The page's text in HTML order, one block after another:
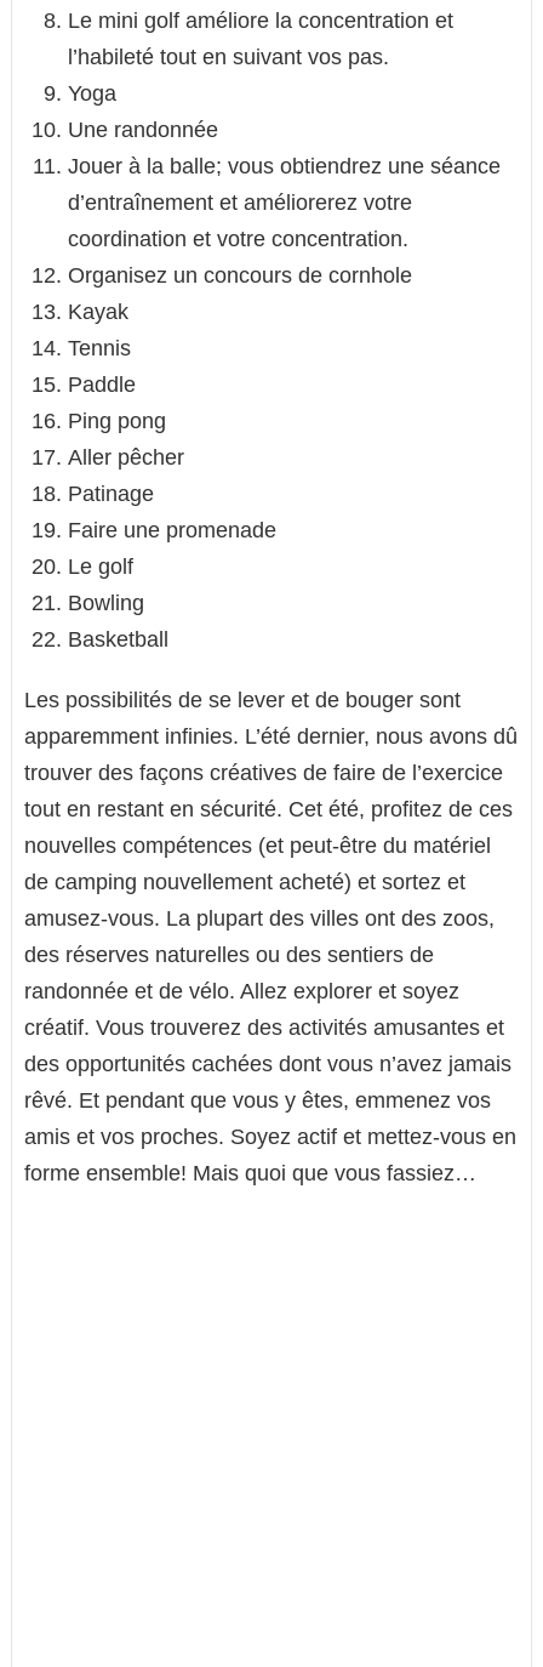
Le mini golf améliore la concentration et
l’habileté tout en suivant vos pas.
Yoga
Une randonnée
Jouer à la balle; vous obtiendrez une séance
d’entraînement et améliorerez votre
coordination et votre concentration.
Organisez un concours de cornhole
Kayak
Tennis
Paddle
Ping pong
Aller pêcher
Patinage
Faire une promenade
Le golf
Bowling
Basketball
Les possibilités de se lever et de bouger sont
apparemment infinies. L’été dernier, nous avons dû
trouver des façons créatives de faire de l’exercice
tout en restant en sécurité. Cet été, profitez de ces
nouvelles compétences (et peut-être du matériel
de camping nouvellement acheté) et sortez et
amusez-vous. La plupart des villes ont des zoos,
des réserves naturelles ou des sentiers de
randonnée et de vélo. Allez explorer et soyez
créatif. Vous trouverez des activités amusantes et
des opportunités cachées dont vous n’avez jamais
rêvé. Et pendant que vous y êtes, emmenez vos
amis et vos proches. Soyez actif et mettez-vous en
forme ensemble! Mais quoi que vous fassiez…